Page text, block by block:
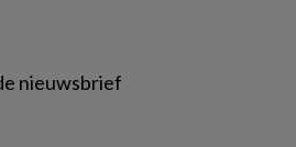
nieuwsbrief